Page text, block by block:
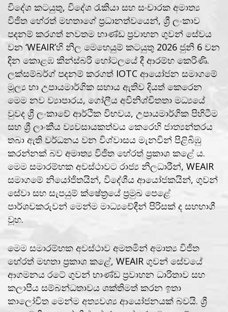
විදේශ කටයුතු, විදේශ රැකියා සහ සංචාරක අමාත්‍ය
විජිත හේරත් මහතාගේ ප්‍රධානත්වයෙන්, ශ්‍රී ලංකාව
පදනම් කරගත් නවතම භාණ්ඩ ප්‍රවාහන ගුවන් සේවය
වන ‘WEAIR’හි නිල මෙහෙයුම් කටයුතු 2026 ජුනි 6 වන
දින කොළඹ කින්ස්බරි හෝටලයේ දී ආරම්භ කෙරිණි.
ලක්සම්බර්ග් පදනම් කරගත් IOTC ආයෝජන සමාගමේ
මූල්‍ය හා උපායමාර්ගික සහාය ඇතිව දියත් කෙරෙන
මෙම නව ව්‍යාපාරය, ගෝලීය අවිනිශ්චිතතා මධ්‍යයේ
වුවද ශ්‍රී ලංකාවේ ආර්ථික විභවය, උපායමාර්ගික පිහිටීම
සහ ශ්‍රී ලාංකීය ව්‍යවසායකත්වය කෙරෙහි ජාත්‍යන්තරය
තබා ඇති වර්ධනය වන විශ්වාසය මැනවින් පිළිබිඹු
කරන්නක් බව අමාත්‍ය විජිත හේරත් ප්‍රකාශ කළේ ය.
මෙම සමාරම්භක අවස්ථාවට රාජ්‍ය නිලධාරීන්, WEAIR
සමාගමේ නියෝජිතයින්, විදේශීය ආයෝජකයින්, ගුවන්
සේවා සහ සැපයුම් ක්ෂේත්‍රයේ ප්‍රමුඛ පෙළේ
පාර්ශවකරුවන් මෙන්ම මාධ්‍යවේදීන් පිරිසක් ද සහභාගී
වූහ.
මෙම සමාරම්භක අවස්ථාව අමතමින් අමාත්‍ය විජිත
හේරත් මහතා ප්‍රකාශ කළේ, WEAIR ගුවන් සේවයේ
ආගමනය රටේ ගුවන් භාණ්ඩ ප්‍රවාහන ධාරිතාව සහ
කලාපීය සම්බන්ධතාවය ශක්තිමත් කරන ඉතා
කාලෝචිත මෙන්ම අත්‍යවශ්‍ය ආයෝජනයක් බවයි. ශ්‍රී